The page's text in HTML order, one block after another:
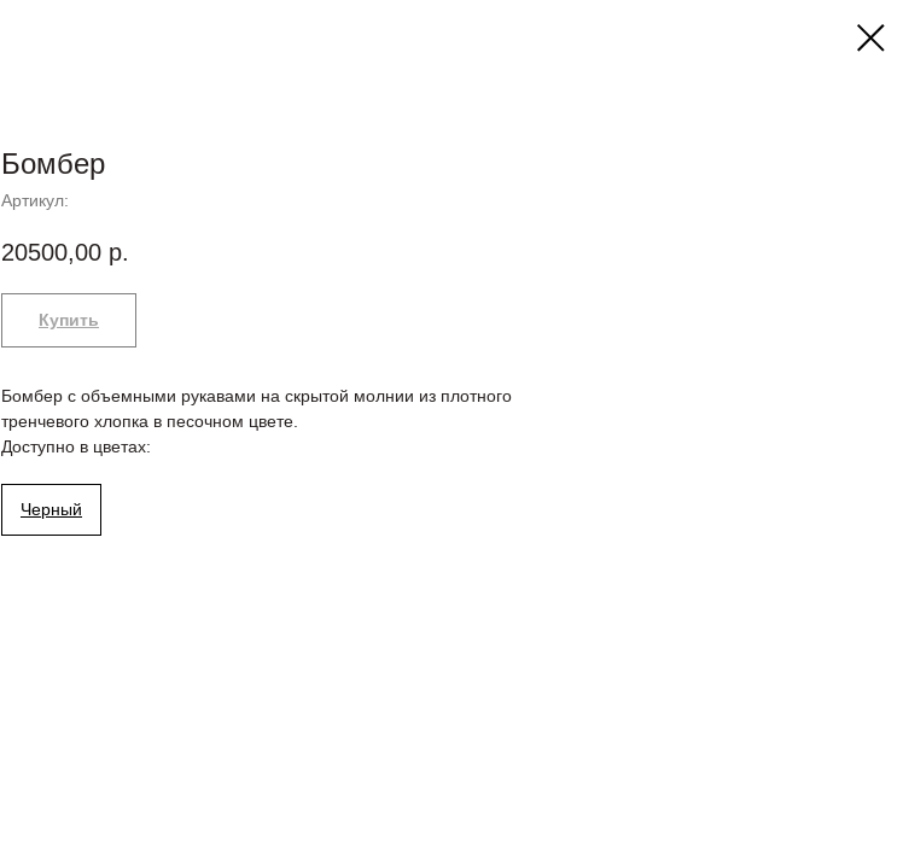
Бомбер
Артикул:
20500,00 р.
Купить
Бомбер с объемными рукавами на скрытой молнии из плотного
тренчевого хлопка в песочном цвете.
Доступно в цветах:
Черный